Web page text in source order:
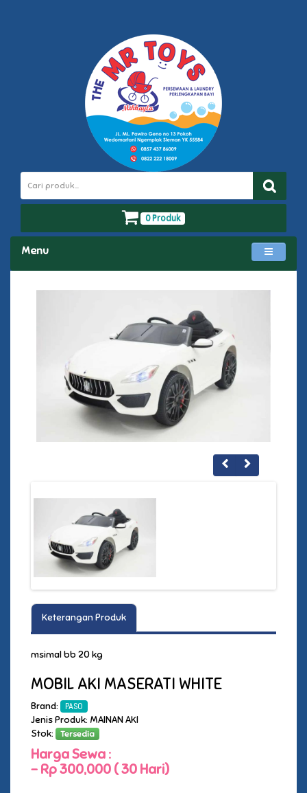
0 Produk
Menu
Keterangan Produk
msimal bb 20 kg
MOBIL AKI MASERATI WHITE
Brand: PASO
Jenis Produk: MAINAN AKI
Stok:
Tersedia
Harga Sewa :
- Rp 300,000 ( 30 Hari)